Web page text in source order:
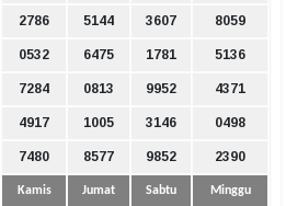
2786 5144 3607 8059
0532 6475 1781 5136
7284 0813 9952 4371
4917 1005 3146 0498
7480 8577 9852 2390
Kamis Jumat Sabtu Minggu